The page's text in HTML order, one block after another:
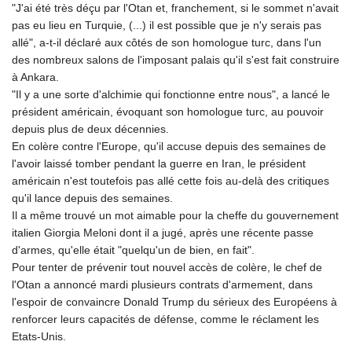
GYD 241.504196
HKD 9.039024
HNL 30.940078
HRK 7.533599
HUF 365.333043
IDR 20624.533343
ILS 3.472762
IMP 0.856369
INR 109.715086
IQD 1512.239361
IRR
1584113.947438
ISK 142.468329
JEP 0.856369
JMD 182.981857
JOD 0.816908
JPY 182.455111
KES 149.049537
"J'ai été très déçu par l'Otan et, franchement, si le sommet n'avait
pas eu lieu en Turquie, (...) il est possible que je n'y serais pas
allé", a-t-il déclaré aux côtés de son homologue turc, dans l'un
des nombreux salons de l'imposant palais qu'il s'est fait construire
à Ankara.
"Il y a une sorte d'alchimie qui fonctionne entre nous", a lancé le
président américain, évoquant son homologue turc, au pouvoir
depuis plus de deux décennies.
En colère contre l'Europe, qu'il accuse depuis des semaines de
l'avoir laissé tomber pendant la guerre en Iran, le président
américain n'est toutefois pas allé cette fois au-delà des critiques
qu'il lance depuis des semaines.
Il a même trouvé un mot aimable pour la cheffe du gouvernement
italien Giorgia Meloni dont il a jugé, après une récente passe
d'armes, qu'elle était "quelqu'un de bien, en fait".
Pour tenter de prévenir tout nouvel accès de colère, le chef de
l'Otan a annoncé mardi plusieurs contrats d'armement, dans
l'espoir de convaincre Donald Trump du sérieux des Européens à
renforcer leurs capacités de défense, comme le réclament les
Etats-Unis.